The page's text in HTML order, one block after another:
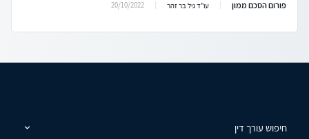
פורום הסכם ממון עו"ד גיל בר זהר 20/10/2022
חיפוש עורך דין